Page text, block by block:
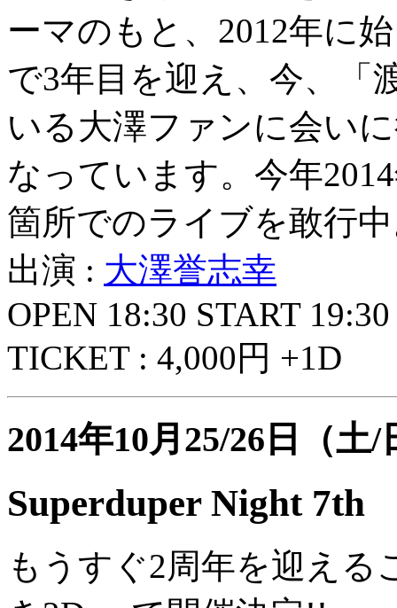
ーマのもと、2012年に
で3年目を迎え、今、「
いる大澤ファンに会い
なっています。今年
箇所でのライブを敢行
出演 : 大澤誉志幸
OPEN 18:30 START 19:30
TICKET : 4,000円 +1D
2014年10月25/26日（土/
Superduper Night 7th
もうすぐ2周年を迎える